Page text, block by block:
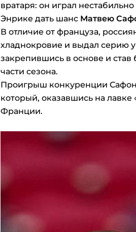
вратаря: он играл
Энрике дать шанс Матвею
В отличие от француза,
хладнокровие и выдал серию
закрепившись в основе и
части сезона.
Проигрыш конкуренции
который, оказавшись на
Франции.